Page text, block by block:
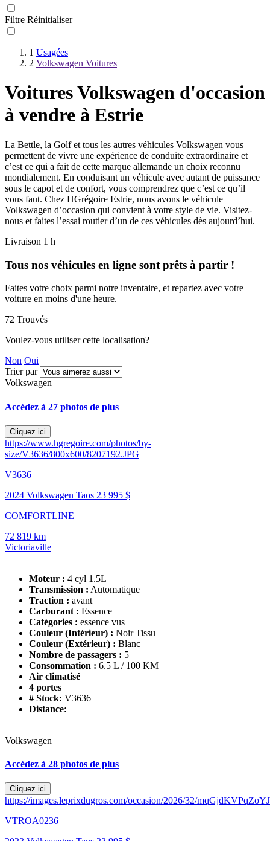
Filtre Réinitialiser
1 Usagées
2 Volkswagen Voitures
Voitures Volkswagen d'occasion
à vendre à Estrie
La Bettle, la Golf et tous les autres véhicules Volkswagen vous
permettent de vivre une expérience de conduite extraordinaire et
c’est ce qui a fait de cette marque allemande un choix reconnu
mondialement. En conduisant un véhicule avec autant de puissance
sous le capot et de confort, vous comprendrez que c’est ce qu’il
vous faut. Chez HGrégoire Estrie, nous avons le véhicule
Volkswagen d’occasion qui convient à votre style de vie. Visitez-
nous et faites l’essai routier d’un de ces véhicules dès aujourd’hui.
Livraison 1 h
Tous nos véhicules en ligne sont prêts à partir !
Faites votre choix parmi notre inventaire, et repartez avec votre
voiture en moins d'une heure.
72 Trouvés
Voulez-vous utiliser cette localisation?
Non Oui
Trier par
Volkswagen
Accédez à 27 photos de plus
Cliquez ici
https://www.hgregoire.com/photos/by-
size/V3636/800x600/8207192.JPG
V3636
2024 Volkswagen Taos 23 995 $
COMFORTLINE
72 819 km
Victoriaville
Moteur : 4 cyl 1.5L
Transmission : Automatique
Traction : avant
Carburant : Essence
Catégories : essence vus
Couleur (Intérieur) : Noir Tissu
Couleur (Extérieur) : Blanc
Nombre de passagers : 5
Consommation : 6.5 L / 100 KM
Air climatisé
4 portes
# Stock: V3636
Distance:
Volkswagen
Accédez à 28 photos de plus
Cliquez ici
https://images.leprixdugros.com/occasion/2026/32/
VTROA0236